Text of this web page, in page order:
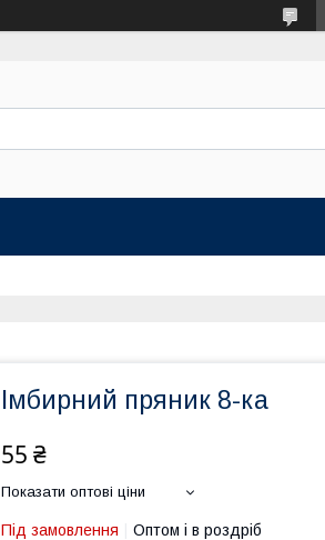
Імбирний пряник 8-ка
55 ₴
Показати оптові ціни
Під замовлення
Оптом і в роздріб